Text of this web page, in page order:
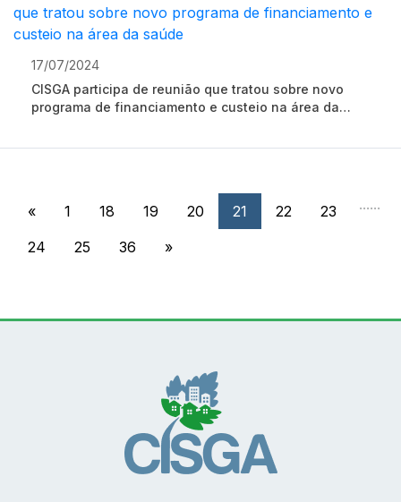
17/07/2024
CISGA participa de reunião que tratou sobre novo
programa de financiamento e custeio na área da
« 1 ...
18 19 20 21 22
23
24
25
...
36
»